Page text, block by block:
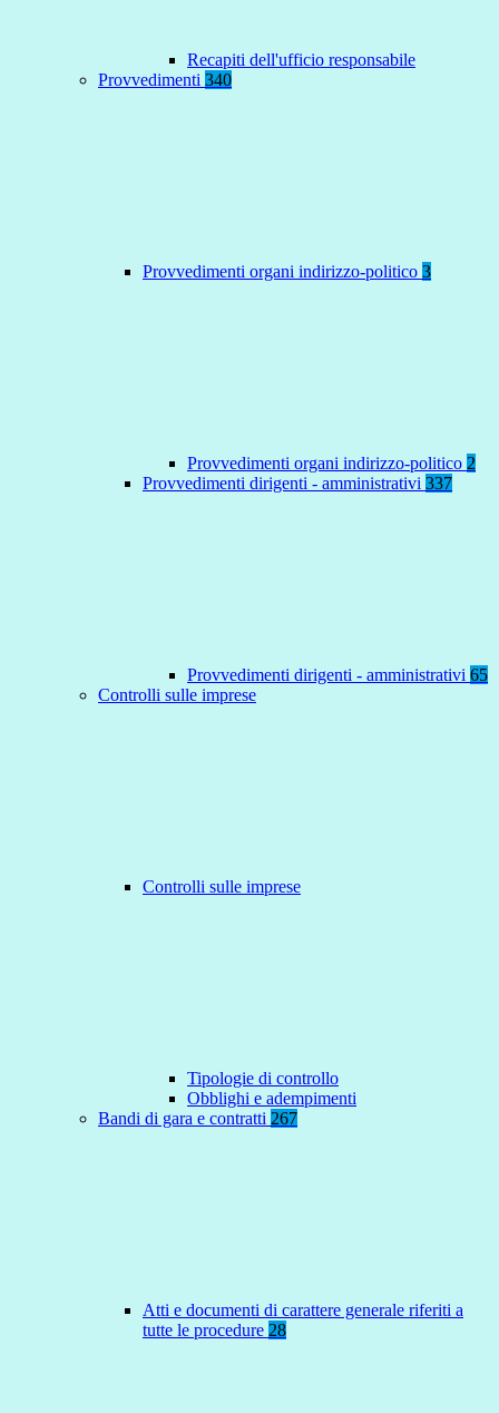
Recapiti dell'ufficio responsabile
Provvedimenti 340
Provvedimenti organi indirizzo-politico 3
Provvedimenti organi indirizzo-politico 2
Provvedimenti dirigenti - amministrativi 337
Provvedimenti dirigenti - amministrativi 65
Controlli sulle imprese
Controlli sulle imprese
Tipologie di controllo
Obblighi e adempimenti
Bandi di gara e contratti 267
Atti e documenti di carattere generale riferiti a
tutte le procedure 28